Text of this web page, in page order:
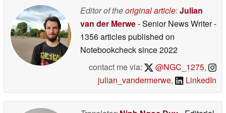
Editor of theoriginal article:Julian
van der Merwe- Senior News Writer-
1356 articles published on
Notebookchecksince 2022
contact me via:
@NGC_1275,
julian_vandermerwe, LinkedIn